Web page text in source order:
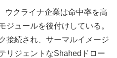
ウクライナ企業は命中率を高
ジュールを後付けしている。
接続され、サーマルイメージ
リジェントなShahedドロー